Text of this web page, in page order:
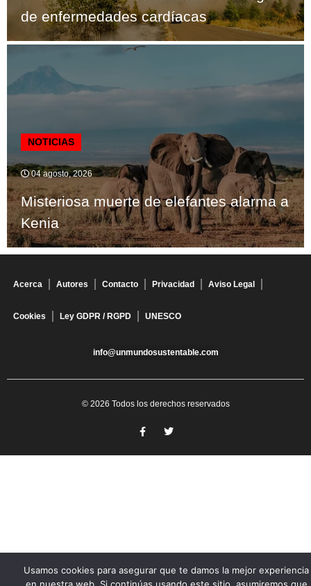
de enfermedades cardíacas
NOTICIAS
04 agosto, 2026
Misteriosa muerte de elefantes alarma a
Kenia
Acerca Autores Contacto Privacidad Aviso Legal
Cookies Ley GDPR / RGPD UNESCO
info@unmundosustentable.com
© 2026 Todos los derechos reservados
Usamos cookies para asegurar que te damos la mejor experiencia